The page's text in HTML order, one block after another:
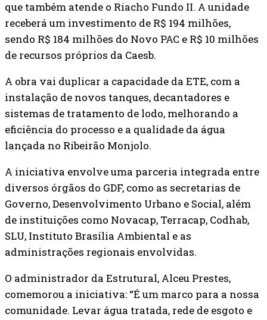
que também atende o Riacho Fundo II. A unidade
receberá um investimento de R$ 194 milhões,
sendo R$ 184 milhões do Novo PAC e R$ 10 milhões
de recursos próprios da Caesb.
A obra vai duplicar a capacidade da ETE, com a
instalação de novos tanques, decantadores e
sistemas de tratamento de lodo, melhorando a
eficiência do processo e a qualidade da água
lançada no Ribeirão Monjolo.
A iniciativa envolve uma parceria integrada entre
diversos órgãos do GDF, como as secretarias de
Governo, Desenvolvimento Urbano e Social, além
de instituições como Novacap, Terracap, Codhab,
SLU, Instituto Brasília Ambiental e as
administrações regionais envolvidas.
O administrador da Estrutural, Alceu Prestes,
comemorou a iniciativa: “É um marco para a nossa
comunidade. Levar água tratada, rede de esgoto e